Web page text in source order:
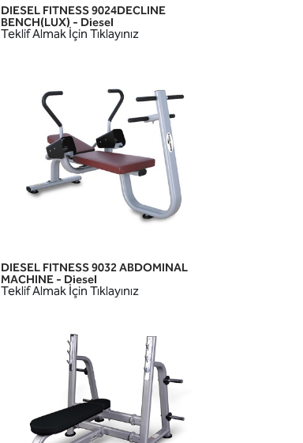
HIZLI GÖRÜNÜM
DIESEL FITNESS 9024DECLINE
BENCH(LUX) - Diesel
Teklif Almak İçin Tıklayınız
HIZLI GÖRÜNÜM
DIESEL FITNESS 9032 ABDOMINAL
MACHINE - Diesel
Teklif Almak İçin Tıklayınız